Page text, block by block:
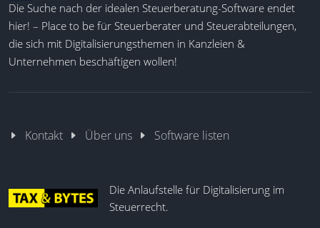
Die Suche nach der idealen Steuerberatung-Software endet
hier! – Place to be für Steuerberater und Steuerabteilungen,
die sich mit Digitalisierungsthemen in Kanzleien &
Unternehmen beschäftigen wollen!
Kontakt Über uns Software listen
Die Anlaufstelle für Digitalisierung im
Steuerrecht.